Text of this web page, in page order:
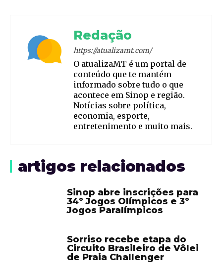
Redação
https://atualizamt.com/
O atualizaMT é um portal de
conteúdo que te mantém
informado sobre tudo o que
acontece em Sinop e região.
Notícias sobre política,
economia, esporte,
entretenimento e muito mais.
artigos relacionados
Sinop abre inscrições para
34º Jogos Olímpicos e 3º
Jogos Paralímpicos
Sorriso recebe etapa do
Circuito Brasileiro de Vôlei
de Praia Challenger